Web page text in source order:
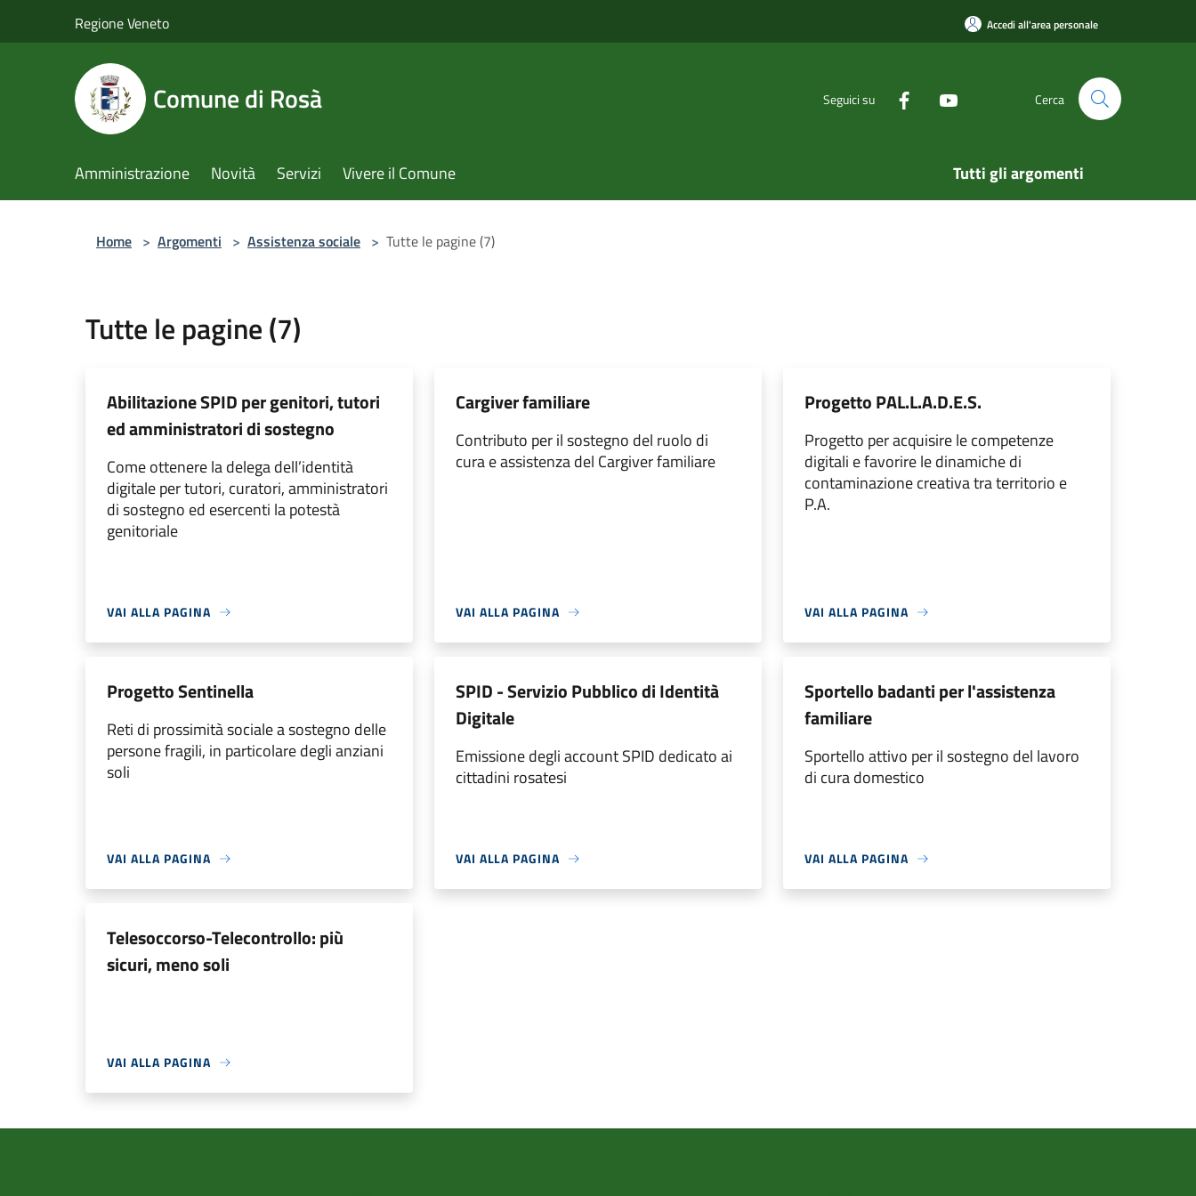
Regione Veneto Accedi all'area personale
Comune di Rosà Seguici su Cerca
Amministrazione Novità Servizi Vivere il Comune Tutti gli argomenti
Home > Argomenti > Assistenza sociale > Tutte le pagine (7)
Tutte le pagine (7)
Abilitazione SPID per genitori, tutori
ed amministratori di sostegno
Come ottenere la delega dell’identità
digitale per tutori, curatori, amministratori
di sostegno ed esercenti la potestà
genitoriale
VAI ALLA PAGINA
Cargiver familiare
Contributo per il sostegno del ruolo di
cura e assistenza del Cargiver familiare
VAI ALLA PAGINA
Progetto PAL.L.A.D.E.S.
Progetto per acquisire le competenze
digitali e favorire le dinamiche di
contaminazione creativa tra territorio e
P.A.
VAI ALLA PAGINA
Progetto Sentinella
Reti di prossimità sociale a sostegno delle
persone fragili, in particolare degli anziani
soli
VAI ALLA PAGINA
SPID - Servizio Pubblico di Identità
Digitale
Emissione degli account SPID dedicato ai
cittadini rosatesi
VAI ALLA PAGINA
Sportello badanti per l'assistenza
familiare
Sportello attivo per il sostegno del lavoro
di cura domestico
VAI ALLA PAGINA
Telesoccorso-Telecontrollo: più
sicuri, meno soli
VAI ALLA PAGINA